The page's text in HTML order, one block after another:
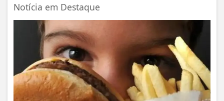
Notícia em Destaque